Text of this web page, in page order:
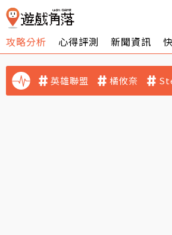
攻略分析 心得評測 新聞資訊
英雄聯盟 橘攸奈